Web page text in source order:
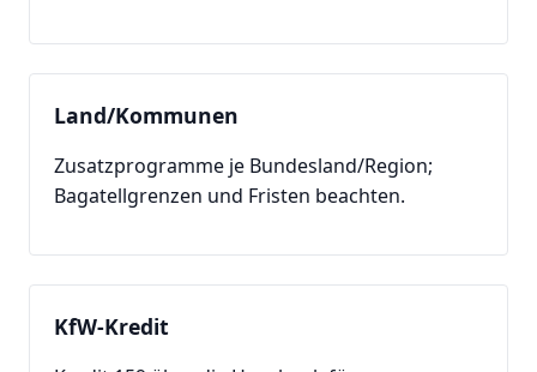
Land/Kommunen
Zusatzprogramme je Bundesland/Region;
Bagatellgrenzen und Fristen beachten.
KfW-Kredit